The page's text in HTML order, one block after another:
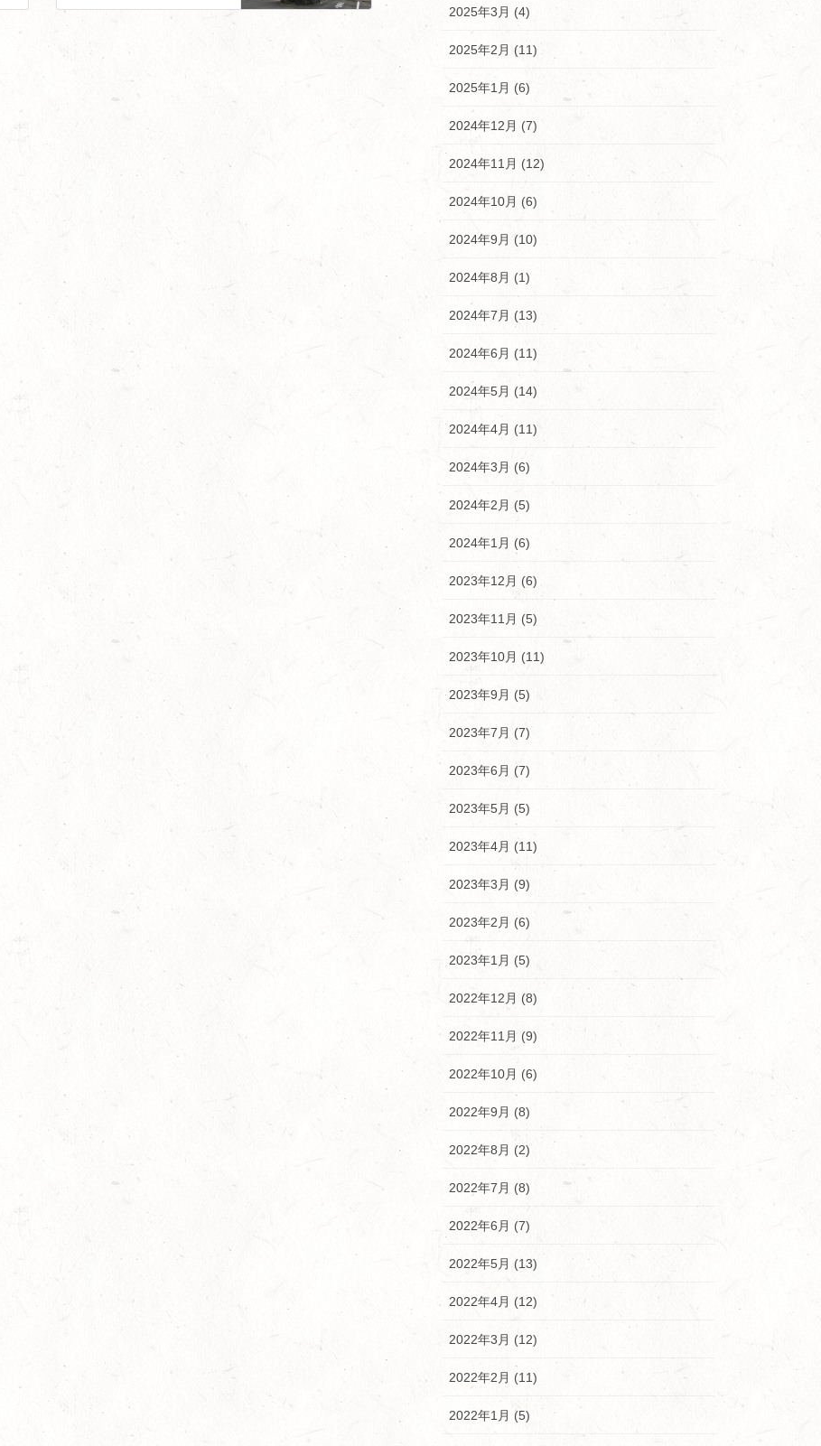
2025年3月 (4)
2025年2月 (11)
2025年1月 (6)
2024年12月 (7)
2024年11月 (12)
2024年10月 (6)
2024年9月 (10)
2024年8月 (1)
2024年7月 (13)
2024年6月 (11)
2024年5月 (14)
2024年4月 (11)
2024年3月 (6)
2024年2月 (5)
2024年1月 (6)
2023年12月 (6)
2023年11月 (5)
2023年10月 (11)
2023年9月 (5)
2023年7月 (7)
2023年6月 (7)
2023年5月 (5)
2023年4月 (11)
2023年3月 (9)
2023年2月 (6)
2023年1月 (5)
2022年12月 (8)
2022年11月 (9)
2022年10月 (6)
2022年9月 (8)
2022年8月 (2)
2022年7月 (8)
2022年6月 (7)
2022年5月 (13)
2022年4月 (12)
2022年3月 (12)
2022年2月 (11)
2022年1月 (5)